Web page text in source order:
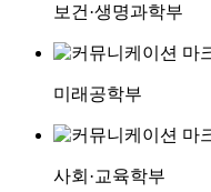
보건·생명과학부
미래공학부
사회·교육학부